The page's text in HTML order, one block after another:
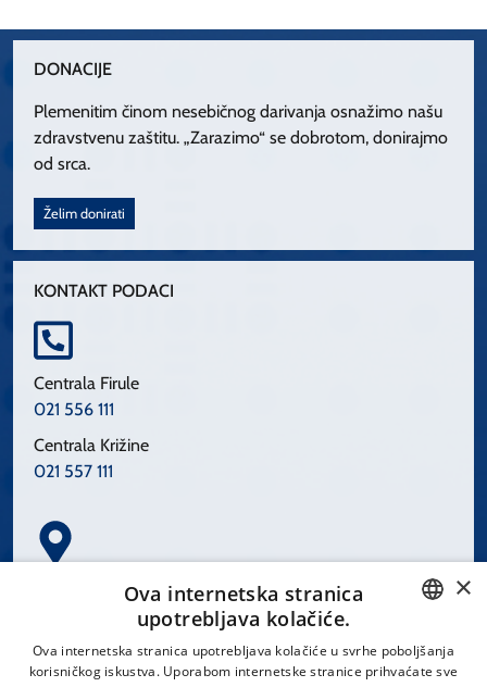
DONACIJE
Plemenitim činom nesebičnog darivanja osnažimo našu
zdravstvenu zaštitu. „Zarazimo“ se dobrotom, donirajmo
od srca.
Želim donirati
KONTAKT PODACI
Centrala Firule
021 556 111
Centrala Križine
021 557 111
Spinčićeva 1, 21000 Split
CROATIAN
×
Ova internetska stranica
upotrebljava kolačiće.
Ova internetska stranica upotrebljava kolačiće u svrhe poboljšanja
korisničkog iskustva. Uporabom internetske stranice prihvaćate sve